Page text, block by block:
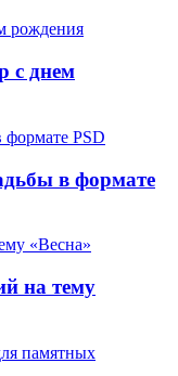
с днем
в формате
на тему